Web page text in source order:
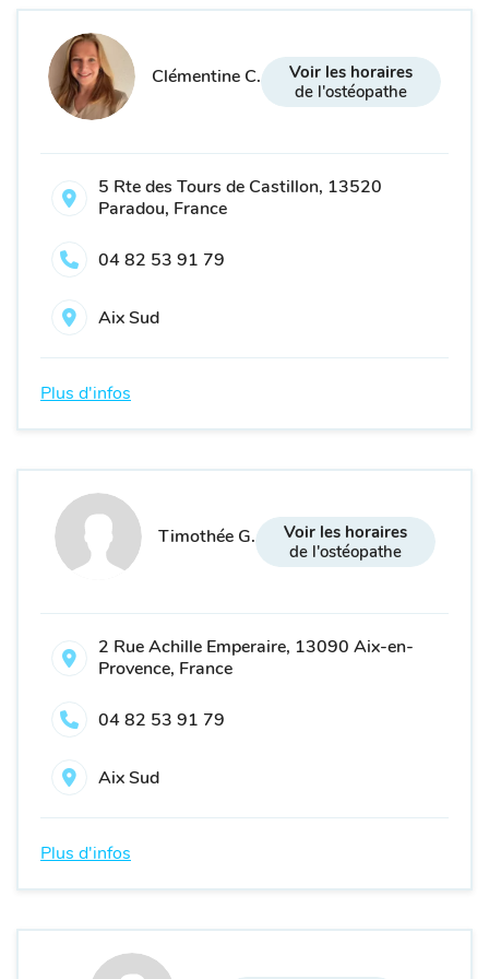
Clémentine C.
Voir les horaires
de l'ostéopathe
5 Rte des Tours de Castillon, 13520
Paradou, France
04 82 53 91 79
Aix Sud
Plus d'infos
Timothée G.
Voir les horaires
de l'ostéopathe
2 Rue Achille Emperaire, 13090 Aix-en-
Provence, France
04 82 53 91 79
Aix Sud
Plus d'infos